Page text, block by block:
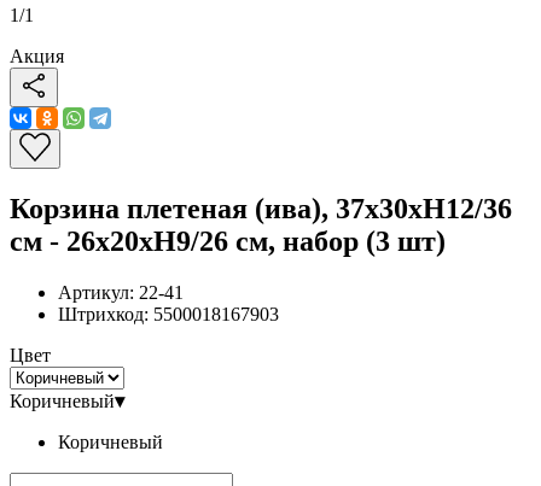
1/1
Акция
Корзина плетеная (ива), 37x30xH12/36
см - 26x20xH9/26 см, набор (3 шт)
Артикул: 22-41
Штрихкод: 5500018167903
Цвет
Коричневый▾
Коричневый